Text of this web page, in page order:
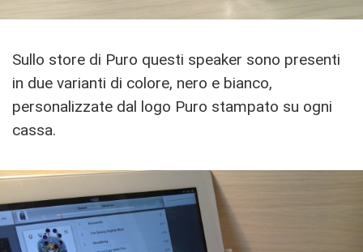
Sullo store di Puro questi speaker sono presenti
in due varianti di colore, nero e bianco,
personalizzate dal logo Puro stampato su ogni
cassa.